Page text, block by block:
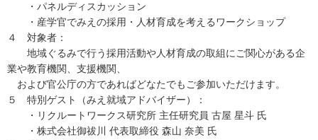
・パネルディスカッション
・産学官でみえの採用・人材育成を考えるワークショップ
４ 対象者：
地域ぐるみで行う採用活動や人材育成の取組にご関心がある企
業や教育機関、支援機関、
および官公庁の方であればどなたでもご参加いただけます。
５ 特別ゲスト（みえ就域アドバイザー）：
・リクルートワークス研究所 主任研究員 古屋 星斗 氏
・株式会社御祓川 代表取締役 森山 奈美 氏